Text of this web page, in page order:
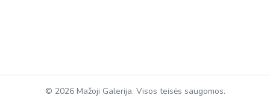
© 2026 Mažoji Galerija. Visos teisės saugomos.